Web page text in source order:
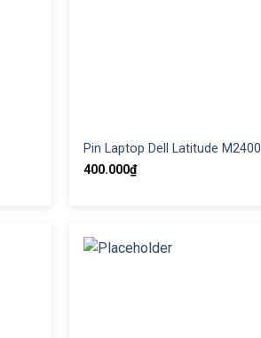
Pin Laptop Dell Latitude M2400
400.000₫